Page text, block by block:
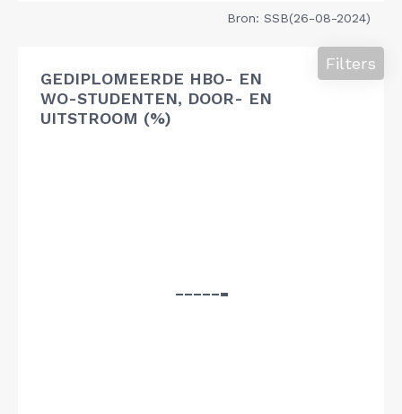
Bron: SSB(26-08-2024)
GEDIPLOMEERDE HBO- EN
WO-STUDENTEN, DOOR- EN
UITSTROOM (%)
Filters